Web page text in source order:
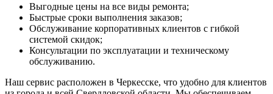
Выгодные цены на все виды ремонта;
Быстрые сроки выполнения заказов;
Обслуживание корпоративных клиентов с гибкой
системой скидок;
Консультации по эксплуатации и техническому
обслуживанию.
Наш сервис расположен в Черкесске, что удобно для клиентов